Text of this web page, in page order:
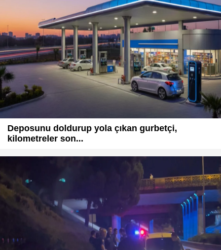
Deposunu doldurup yola çıkan gurbetçi,
kilometreler son...